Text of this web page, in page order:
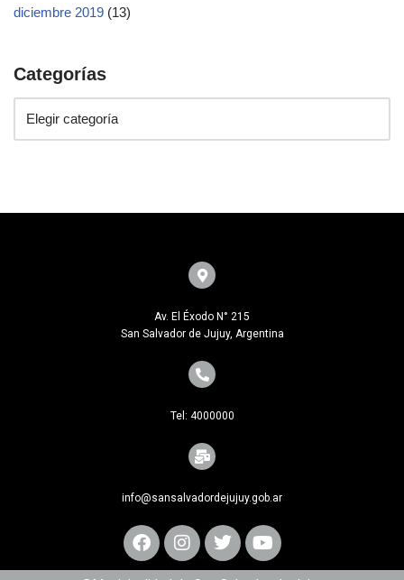
diciembre 2019 (13)
Categorías
Av. El Éxodo N° 215
San Salvador de Jujuy, Argentina
Tel: 4000000
info@sansalvadordejujuy.gob.ar